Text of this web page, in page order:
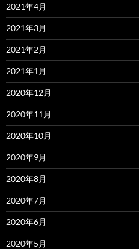
2021年4月
2021年3月
2021年2月
2021年1月
2020年12月
2020年11月
2020年10月
2020年9月
2020年8月
2020年7月
2020年6月
2020年5月